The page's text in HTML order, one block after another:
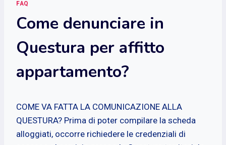
FAQ
Come denunciare in
Questura per affitto
appartamento?
COME VA FATTA LA COMUNICAZIONE ALLA
QUESTURA? Prima di poter compilare la scheda
alloggiati, occorre richiedere le credenziali di